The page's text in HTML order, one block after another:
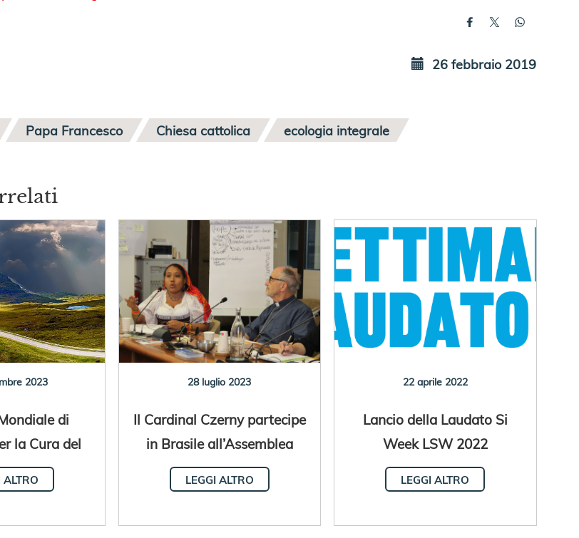
26 febbraio 2019
Papa Francesco Chiesa cattolica ecologia integrale
2023
di
la Cura del
scorrano
e la pace”
ALTRO
28 luglio 2023
Il Cardinal Czerny partecipe
in Brasile all’Assemblea
della Conferenza
Episcopale dell’Amazzonia
LEGGI ALTRO
22 aprile 2022
Lancio della Laudato Si
Week LSW 2022
LEGGI ALTRO